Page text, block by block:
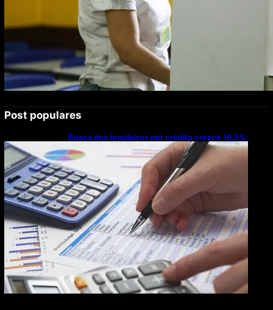
Post populares
Busca dos brasileiros por crédito cresce 16,5%;
Mato Grosso lidera ranking entre estados